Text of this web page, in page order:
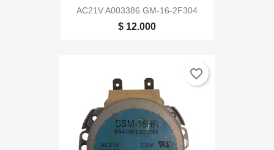
AC21V A003386 GM-16-2F304
$ 12.000
favorite_border